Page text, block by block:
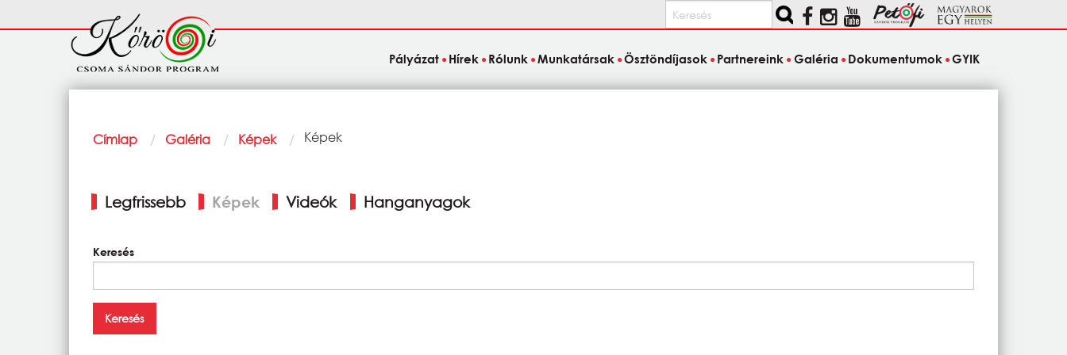
Keresés
Fő
navigáció
Pályázat Hírek Rólunk Munkatársak Ösztöndíjasok Partnereink Galéria Dokumentumok GYIK
Morzsa
Címlap Galéria Képek Current:
Képek
fülek
Legfrissebb Képek Videók Hanganyagok
Keresés